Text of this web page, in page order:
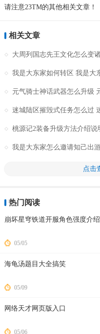
请注意23TM的其他相关文章！
相关文章
大周列国志先王文化怎么变
我是大东家如何转区 我是大
元气骑士神话武器怎么升级
迷城陆区摧毁式任务怎么过
桃源记2装备升级方法介绍说
我是大东家怎么邀请知己出
点击
热门阅读
崩坏星穹铁道开服角色强度介
05/05
海龟汤题目大全搞笑
05/09
网络天才网页版入口
05/06